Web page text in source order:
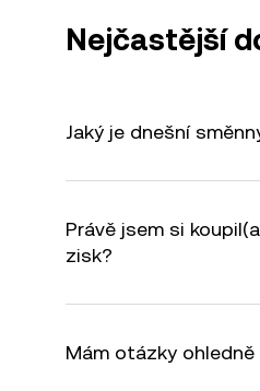
Nejčastější
Jaký je dnešní
Právě jsem si
zisk?
Mám otázky